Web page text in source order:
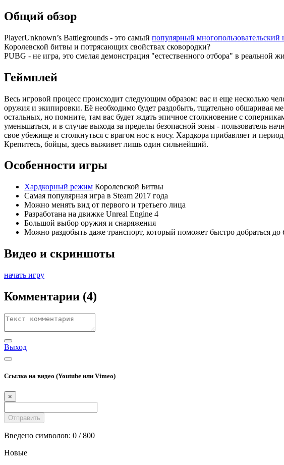
Общий обзор
PlayerUnknown’s Battlegrounds - это самый популярный многопользовательский
Королевской битвы и потрясающих свойствах сковородки?
PUBG - не игра, это смелая демонстрация "естественного отбора" в реальной
Геймплей
Весь игровой процесс происходит следующим образом: вас и еще несколько
оружия и экипировки. Её необходимо будет раздобыть, тщательно обшаривая
остальных, но помните, там вас будет ждать эпичное столкновение с
уменьшаться, и в случае выхода за пределы безопасной зоны - пользователь
свое убежище и столкнуться с врагом нос к носу. Хардкора прибавляет и
Крепитесь, бойцы, здесь выживет лишь один сильнейший.
Особенности игры
Хардкорный режим Королевской Битвы
Самая популярная игра в Steam 2017 года
Можно менять вид от первого и третьего лица
Разработана на движке Unreal Engine 4
Большой выбор оружия и снаряжения
Можно раздобыть даже транспорт, который поможет быстро добраться до
Видео и скриншоты
начать игру
Комментарии (4)
Выход
Ссылка на видео (Youtube или Vimeo)
×
Введено символов: 0 / 800
Новые